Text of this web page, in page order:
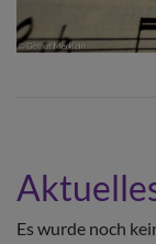
Es wurde noch